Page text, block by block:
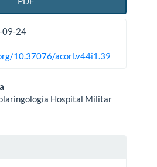
09-24
10.37076/acorl.v44i1.39
Hospital Militar